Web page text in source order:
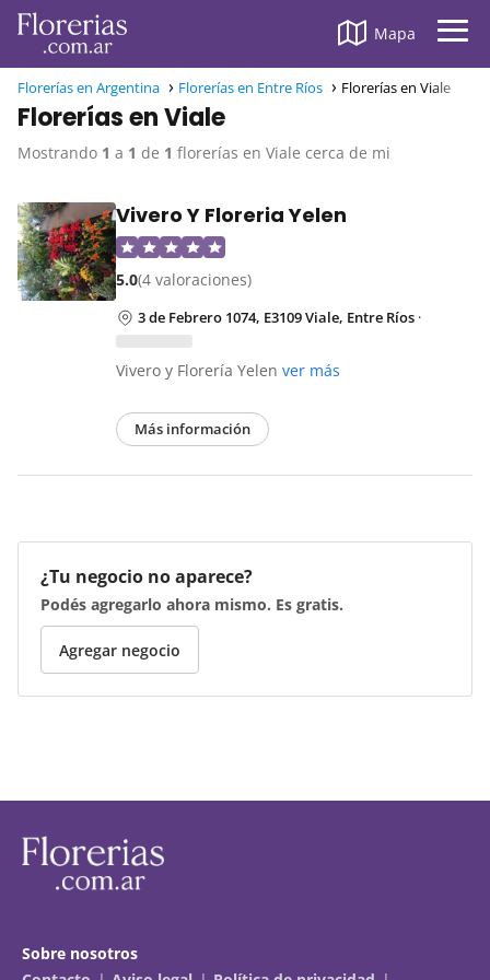
Mapa
Florerías en Argentina Florerías en Entre Ríos Florerías en Viale
Florerías en Viale
Mostrando 1 a 1 de 1 florerías en Viale cerca de mi
Vivero Y Floreria Yelen
5.0(4 valoraciones)
3 de Febrero 1074, E3109 Viale, Entre Ríos ·
Vivero y Florería Yelen ver más
Más información
¿Tu negocio no aparece?
Podés agregarlo ahora mismo. Es gratis.
Agregar negocio
Sobre nosotros